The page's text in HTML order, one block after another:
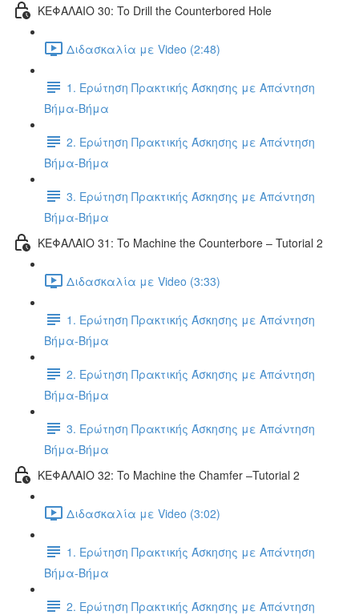
ΚΕΦΑΛΑΙΟ 30: To Drill the Counterbored Hole
Διδασκαλία με Video (2:48)
1. Ερώτηση Πρακτικής Άσκησης με Απάντηση
Βήμα-Βήμα
2. Ερώτηση Πρακτικής Άσκησης με Απάντηση
Βήμα-Βήμα
3. Ερώτηση Πρακτικής Άσκησης με Απάντηση
Βήμα-Βήμα
ΚΕΦΑΛΑΙΟ 31: To Machine the Counterbore – Tutorial 2
Διδασκαλία με Video (3:33)
1. Ερώτηση Πρακτικής Άσκησης με Απάντηση
Βήμα-Βήμα
2. Ερώτηση Πρακτικής Άσκησης με Απάντηση
Βήμα-Βήμα
3. Ερώτηση Πρακτικής Άσκησης με Απάντηση
Βήμα-Βήμα
ΚΕΦΑΛΑΙΟ 32: To Machine the Chamfer –Tutorial 2
Διδασκαλία με Video (3:02)
1. Ερώτηση Πρακτικής Άσκησης με Απάντηση
Βήμα-Βήμα
2. Ερώτηση Πρακτικής Άσκησης με Απάντηση